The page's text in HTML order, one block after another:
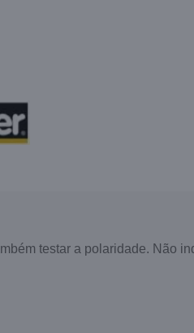
testar a polaridade. Não